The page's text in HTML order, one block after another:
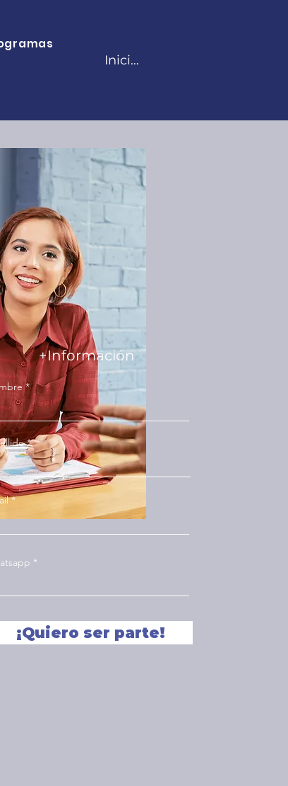
Iniciar sesión
+Información
¡Quiero ser parte!